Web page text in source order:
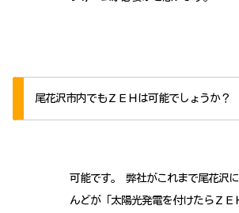
尾花沢市内でもＺＥＨは可能でしょうか？
可能です。 弊社がこれまで尾花沢
んどが「太陽光発電を付けたらＺＥ